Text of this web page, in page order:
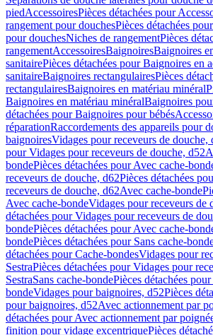
piedAccessoiresPièces détachées pour
rangement pour douchesPièces détachées
pour douchesNiches de rangementPièces
rangementAccessoiresBaignoiresBaignoires
sanitairePièces détachées pour Baignoires en
sanitaireBaignoires rectangulairesPièces
rectangulairesBaignoires en matériau minéral
Baignoires en matériau minéralBaignoires
détachées pour Baignoires pour bébés
réparationRaccordements des appareils pour
baignoiresVidages pour receveurs de douche,
pour Vidages pour receveurs de douche, d52
bondePièces détachées pour Avec cache-
receveurs de douche, d62Pièces détachées
receveurs de douche, d62Avec cache-bonde
Avec cache-bondeVidages pour receveurs de
détachées pour Vidages pour receveurs de
bondePièces détachées pour Avec cache-
bondePièces détachées pour Sans cache-
détachées pour Cache-bondesVidages pour
SestraPièces détachées pour Vidages pour
SestraSans cache-bondePièces détachées
bondeVidages pour baignoires, d52Pièces
pour baignoires, d52Avec actionnement par
détachées pour Avec actionnement par
finition pour vidage excentriquePièces